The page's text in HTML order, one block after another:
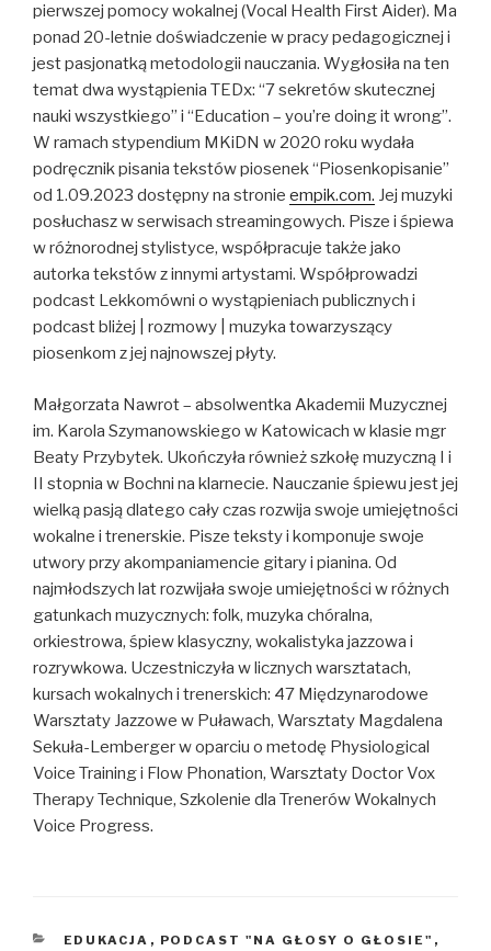
pierwszej pomocy wokalnej (Vocal Health First Aider). Ma
ponad 20-letnie doświadczenie w pracy pedagogicznej i
jest pasjonatką metodologii nauczania. Wygłosiła na ten
temat dwa wystąpienia TEDx: “7 sekretów skutecznej
nauki wszystkiego” i “Education – you’re doing it wrong”.
W ramach stypendium MKiDN w 2020 roku wydała
podręcznik pisania tekstów piosenek “Piosenkopisanie”
od 1.09.2023 dostępny na stronie empik.com. Jej muzyki
posłuchasz w serwisach streamingowych. Pisze i śpiewa
w różnorodnej stylistyce, współpracuje także jako
autorka tekstów z innymi artystami. Współprowadzi
podcast Lekkomówni o wystąpieniach publicznych i
podcast bliżej | rozmowy | muzyka towarzyszący
piosenkom z jej najnowszej płyty.
Małgorzata Nawrot – absolwentka Akademii Muzycznej
im. Karola Szymanowskiego w Katowicach w klasie mgr
Beaty Przybytek. Ukończyła również szkołę muzyczną I i
II stopnia w Bochni na klarnecie. Nauczanie śpiewu jest jej
wielką pasją dlatego cały czas rozwija swoje umiejętności
wokalne i trenerskie. Pisze teksty i komponuje swoje
utwory przy akompaniamencie gitary i pianina. Od
najmłodszych lat rozwijała swoje umiejętności w różnych
gatunkach muzycznych: folk, muzyka chóralna,
orkiestrowa, śpiew klasyczny, wokalistyka jazzowa i
rozrywkowa. Uczestniczyła w licznych warsztatach,
kursach wokalnych i trenerskich: 47 Międzynarodowe
Warsztaty Jazzowe w Puławach, Warsztaty Magdalena
Sekuła-Lemberger w oparciu o metodę Physiological
Voice Training i Flow Phonation, Warsztaty Doctor Vox
Therapy Technique, Szkolenie dla Trenerów Wokalnych
Voice Progress.
KATEGORIE
EDUKACJA , PODCAST "NA GŁOSY O GŁOSIE" ,